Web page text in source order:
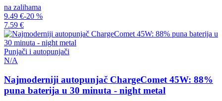
na zalihama
9.49 €-20 %
7.59 €
Punjači i autopunjači
N/A
Najmoderniji autopunjač ChargeComet 45W: 88%
puna baterija u 30 minuta - night metal